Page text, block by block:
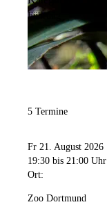
Führung
5 Termine
Fr 21. August 2026
19:30 bis 21:00 Uhr
Ort:
Zoo Dortmund